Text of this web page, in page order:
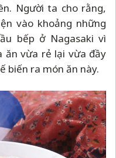
Người ta cho rằng,
vào khoảng những
bếp ở Nagasaki vì
ăn vừa rẻ lại vừa đầy
biến ra món ăn này.